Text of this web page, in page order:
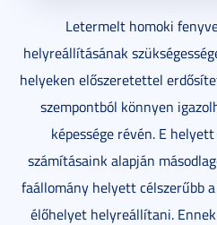
Letermelt homoki
helyreállításának
helyeken előszeretettel
szempontból könnyen
képessége révén. E
számításaink alapján
faállomány helyett célszerűbb
élőhelyet helyreállítani.